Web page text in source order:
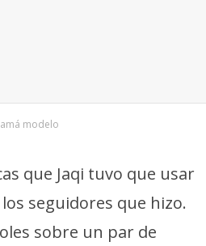
modelo
que Jaqi tuvo que usar
seguidores que hizo.
sobre un par de